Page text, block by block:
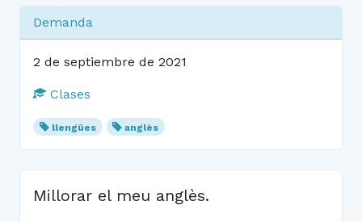
Demanda
2 de septiembre de 2021
Clases
llengües anglès
Millorar el meu anglès.